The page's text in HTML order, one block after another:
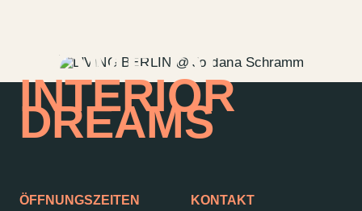
HOME OF
INTERIOR
DREAMS
ÖFFNUNGSZEITEN KONTAKT